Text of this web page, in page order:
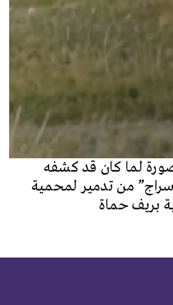
لما كان قد كشفه
من تدمير لمحمية
بريف حماة